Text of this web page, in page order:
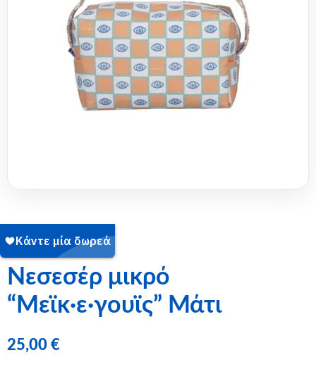
SKU:14-2503-006
Νεσεσέρ μικρό
“Μεϊκ·ε·γουϊς” Μάτι
25,00 €